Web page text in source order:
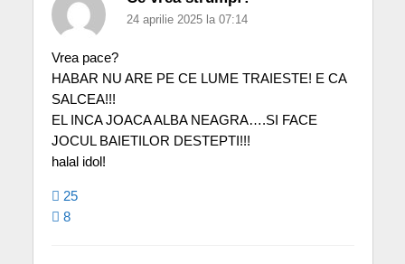
24 aprilie 2025 la 07:14
Vrea pace?
HABAR NU ARE PE CE LUME TRAIESTE! E CA
SALCEA!!!
EL INCA JOACA ALBA NEAGRA….SI FACE
JOCUL BAIETILOR DESTEPTI!!!
halal idol!
25
8